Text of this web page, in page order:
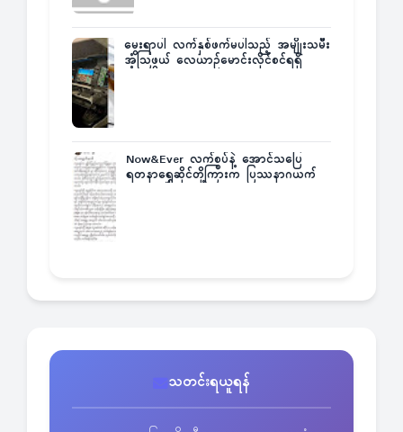
မွေးရာပါ လက်နှစ်ဖက်မပါသည့် အမျိုးသမီး
အံ့သြဖွယ် လေယာဉ်မောင်းလိုင်စင်ရရှိ
Now&Ever လက်စွပ်နဲ့ အောင်သပြေ
ရတနာရွှေဆိုင်တို့ကြားက ပြဿနာဂယက်
သတင်းရယူရန်